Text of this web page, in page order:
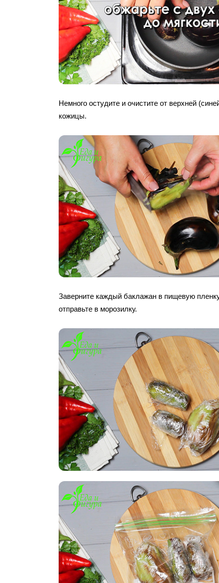
Немного остудите и очистите от верхней
кожицы.
Заверните каждый баклажан в пищевую
отправьте в морозилку.